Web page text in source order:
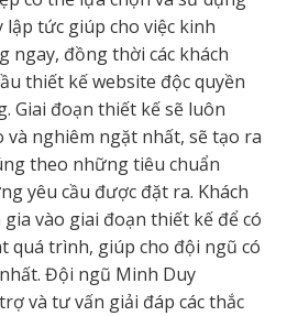
tức giúp cho việc kinh
ngay, đồng thời các khách
thiết kế website độc quyền
Giai đoạn thiết kế sẽ luôn
nghiêm ngặt nhất, sẽ tạo ra
theo những tiêu chuẩn
yêu cầu được đặt ra. Khách
vào giai đoạn thiết kế để có
quá trình, giúp cho đội ngũ có
Đội ngũ Minh Duy
và tư vấn giải đáp các thắc